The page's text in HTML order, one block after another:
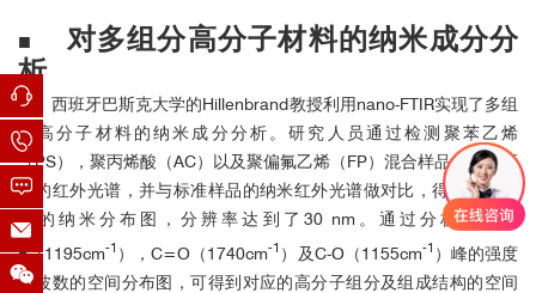
■
对多组分高分子材料的纳米成分分
析
西班牙巴斯克大学的Hillenbrand教授利用nano-FTIR实现了多组
分高分子材料的纳米成分分析。研究人员通过检测聚苯乙烯
（PS），聚丙烯酸（AC）以及聚偏氟乙烯（FP）混合样品的纳米区
域的红外光谱，并与标准样品的纳米红外光谱做对比，得到样品组
分的纳米分布图，分辨率达到了30 nm。通过分析样品C-
F（1195cm-1 ），C=O（1740cm-1 ）及C-O（1155cm-1 ）峰的强度
及波数的空间分布图，可得到对应的高分子组分及组成结构的空间